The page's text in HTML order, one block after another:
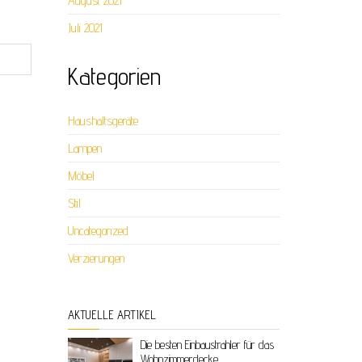
Juli 2021
Kategorien
Haushaltsgeräte
Lampen
Möbel
Stil
Uncategorized
Verzierungen
AKTUELLE ARTIKEL
Die besten Einbaustrahler für das
Wohnzimmerdecke